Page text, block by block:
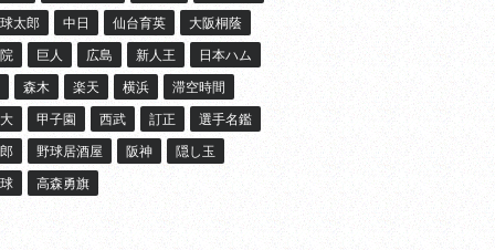
太郎 中日 仙台育英 大阪桐蔭
巨人 広島 新人王 日本ハム
森木 楽天 横浜 滞空時間
甲子園 西武 訂正 選手名鑑
野球居酒屋 阪神 隠し玉
高森勇旗